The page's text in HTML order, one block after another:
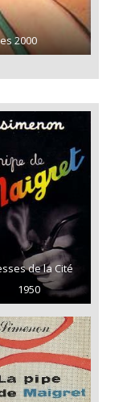
2000
de la Cité
1950